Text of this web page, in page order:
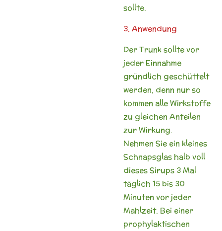
sollte.
3. Anwendung
Der Trunk sollte vor
jeder Einnahme
gründlich geschüttelt
werden, denn nur so
kommen alle Wirkstoffe
zu gleichen Anteilen
zur Wirkung.
Nehmen Sie ein kleines
Schnapsglas halb voll
dieses Sirups 3 Mal
täglich 15 bis 30
Minuten vor jeder
Mahlzeit. Bei einer
prophylaktischen